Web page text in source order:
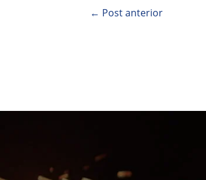
← Post anterior